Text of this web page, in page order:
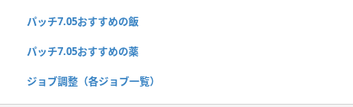
パッチ7.05おすすめの飯
パッチ7.05おすすめの薬
ジョブ調整（各ジョブ一覧）